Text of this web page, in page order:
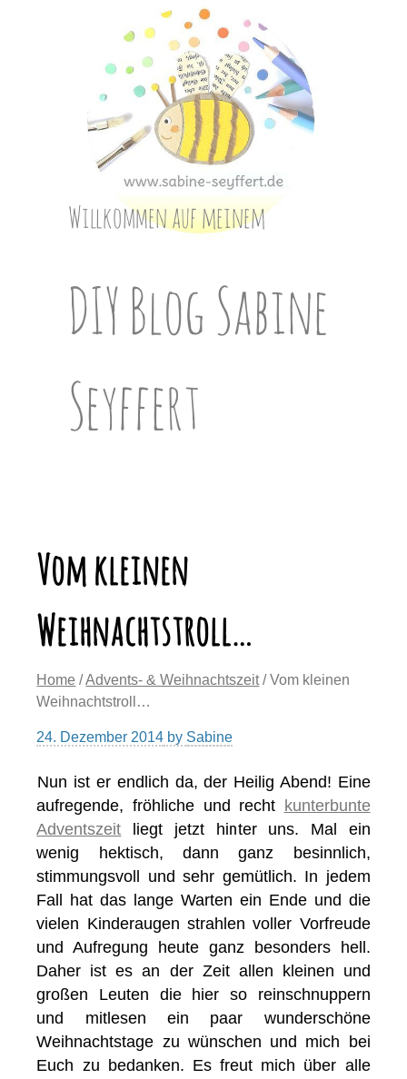
Willkommen auf meinem
DIY Blog Sabine
Seyffert
Vom kleinen
Weihnachtstroll…
Home /Advents- & Weihnachtszeit/ Vom kleinen
Weihnachtstroll…
24. Dezember 2014 by Sabine
Nun ist er endlich da, der Heilig Abend! Eine
aufregende, fröhliche und recht kunterbunte
Adventszeit liegt jetzt hinter uns. Mal ein
wenig hektisch, dann ganz besinnlich,
stimmungsvoll und sehr gemütlich. In jedem
Fall hat das lange Warten ein Ende und die
vielen Kinderaugen strahlen voller Vorfreude
und Aufregung heute ganz besonders hell.
Daher ist es an der Zeit allen kleinen und
großen Leuten die hier so reinschnuppern
und mitlesen ein paar wunderschöne
Weihnachtstage zu wünschen und mich bei
Euch zu bedanken. Es freut mich über alle